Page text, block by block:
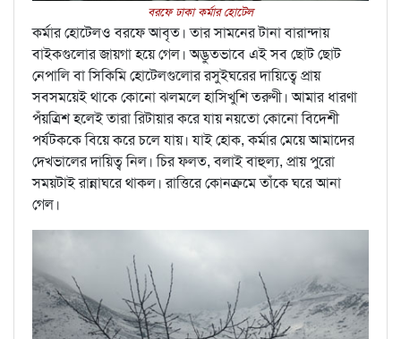
বরফে ঢাকা কর্মার হোটেল
কর্মার হোটেলও বরফে আবৃত। তার সামনের টানা বারান্দায়
বাইকগুলোর জায়গা হয়ে গেল। অদ্ভুতভাবে এই সব ছোট ছোট
নেপালি বা সিকিমি হোটেলগুলোর রসুইঘরের দায়িত্বে প্রায়
সবসময়েই থাকে কোনো ঝলমলে হাসিখুশি তরুণী। আমার ধারণা
পঁয়ত্রিশ হলেই তারা রিটায়ার করে যায় নয়তো কোনো বিদেশী
পর্যটককে বিয়ে করে চলে যায়। যাই হোক, কর্মার মেয়ে আমাদের
দেখভালের দায়িত্ব নিল। চির ফলত, বলাই বাহুল্য, প্রায় পুরো
সময়টাই রান্নাঘরে থাকল। রাত্তিরে কোনক্রমে তাঁকে ঘরে আনা
গেল।